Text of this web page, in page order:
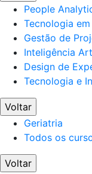
People
Tecnologia
Gestão de
Inteligência
Design de
Tecnologia e
Voltar
Geriatria
Todos os
Voltar